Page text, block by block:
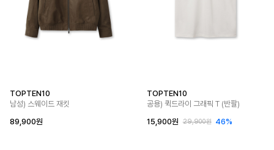
TOPTEN10
남성) 스웨이드 재킷
89,900원
TOPTEN10
공용) 퀵드라이 그래픽 T (반팔)
15,900원
29,900원 46%